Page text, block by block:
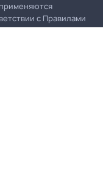
с Правилами